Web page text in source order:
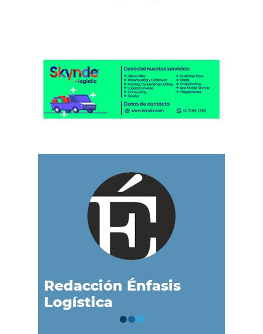
Redacción Énfasis
Logística